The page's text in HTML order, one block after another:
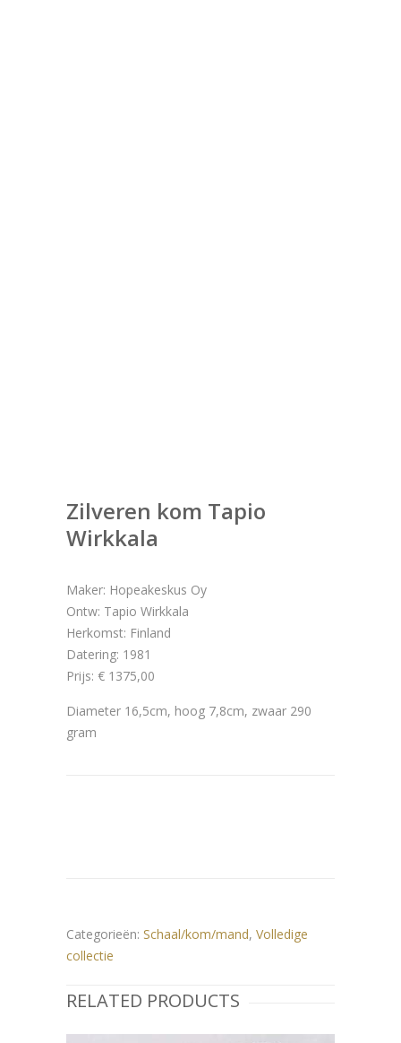
Zilveren kom Tapio
Wirkkala
Maker: Hopeakeskus Oy
Ontw: Tapio Wirkkala
Herkomst: Finland
Datering: 1981
Prijs: € 1375,00
Diameter 16,5cm, hoog 7,8cm, zwaar 290
gram
Categorieën: Schaal/kom/mand, Volledige
collectie
RELATED PRODUCTS